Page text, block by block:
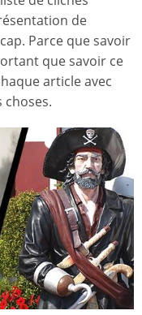
de
Parce que savoir
que savoir ce
article avec